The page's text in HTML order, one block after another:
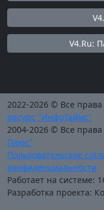
V4.Ru:
2022-2026 © Все
ресурс "ИнфоТаймс"
2004-2026 © Все
Плюс"
Пользовательское
конфиденциальности
Работает на системе:
Разработка проекта: